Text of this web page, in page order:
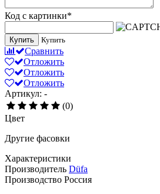
Код с картинки*
Купить Купить
Сравнить
Отложить
Отложить
Отложить
Артикул: -
(0)
Цвет
Другие фасовки
Характеристики
Производитель Düfa
Производство Россия